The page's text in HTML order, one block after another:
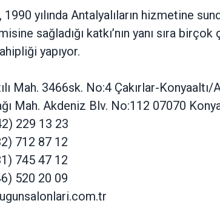
1990 yılında Antalyalıların hizmetine
sağladığı katkı’nın yanı sıra
yapıyor.
Mah. 3466sk. No:4 Çakırlar-Konyaaltı/
Mah. Akdeniz Blv. No:112 07070
229 13 23
87 12
47 12
20 09